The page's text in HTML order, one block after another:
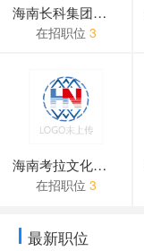
海南长科集团有限公司
在招职位 3
海南考拉文化传播有限公司
在招职位 3
最新职位